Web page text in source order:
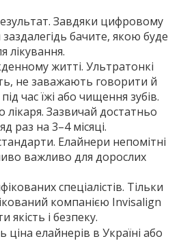
Завдяки цифровому
бачите, якою буде
лікування.
житті. Ультратонкі
не заважають говорити й
час їжі або чищення зубів.
лікаря. Зазвичай достатньо
раз на 3–4 місяці.
Елайнери непомітні
важливо для дорослих
спеціалістів. Тільки
компанією Invisalign
якість і безпеку.
елайнерів в Україні або